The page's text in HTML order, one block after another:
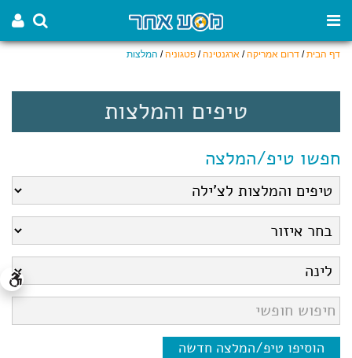
דף הבית/ דרום אמריקה/ ארגנטינה/ פטגוניה/ המלצות
טיפים והמלצות
חפשו טיפ/המלצה
הוסיפו טיפ/המלצה חדשה